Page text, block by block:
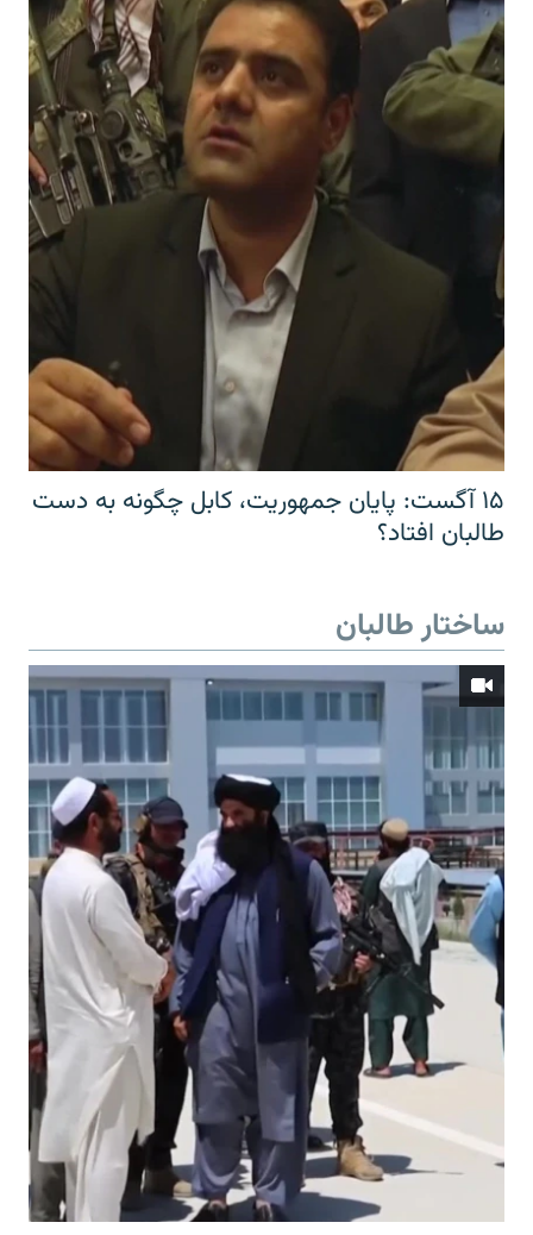
۱۵ آگست: پایان جمهوریت، کابل چگونه به دست
طالبان افتاد؟
ساختار طالبان